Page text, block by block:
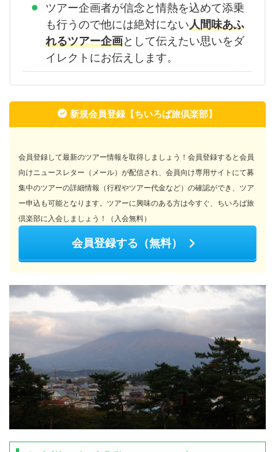
ツアー企画者が信念と情熱を込めて添乗
も行うので他には絶対にない人間味あふ
れるツアー企画として伝えたい思いをダ
イレクトにお伝えします。
新規会員登録【ちいろば旅倶楽部】
会員登録して最新のツアー情報を取得しましょう！会員登録すると会員
向けニュースレター（メール）が配信され、会員向け専用サイトにて募
集中のツアーの詳細情報（行程やツアー代金など）の確認ができ、ツア
ー申込も可能となります。ツアーに興味のある方は今すぐ、ちいろば旅
倶楽部に入会しましょう！（入会無料）
会員登録する（無料）